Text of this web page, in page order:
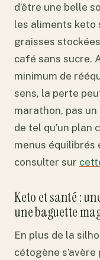
d’être une belle
les aliments keto
graisses
café sans sucre.
minimum de
sens, la perte
marathon, pas
de tel qu’un plan
menus équilibrés
consulter sur
Keto et santé :
une baguette
En plus de la
cétogène